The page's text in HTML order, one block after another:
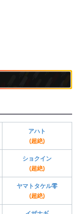
アハト
(超絶)
ショクイン
(超絶)
ヤマトタケル零
(超絶)